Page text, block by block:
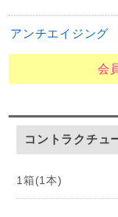
アンチエイジング
会
コントラクチュ
1箱(1本)